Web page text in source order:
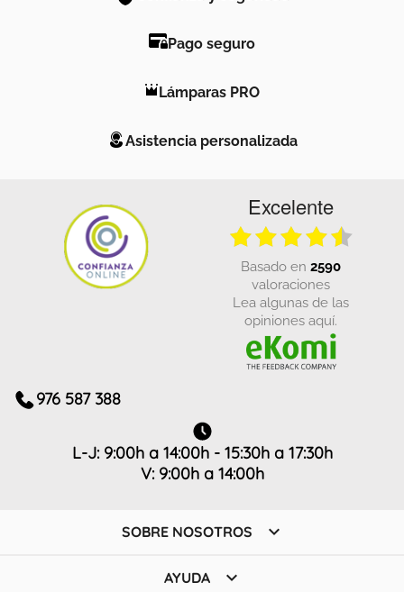
Pago seguro
Lámparas PRO
Asistencia personalizada
Excelente
basado en 2590
valoraciones
Lea algunas de las
opiniones aquí.
976 587 388
L-J: 9:00h a 14:00h - 15:30h a 17:30h
V: 9:00h a 14:00h
SOBRE NOSOTROS 
AYUDA 